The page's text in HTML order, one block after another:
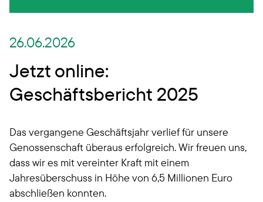
26.06.2026
Jetzt online:
Geschäftsbericht 2025
Das vergangene Geschäftsjahr verlief für unsere
Genossenschaft überaus erfolgreich. Wir freuen uns,
dass wir es mit vereinter Kraft mit einem
Jahresüberschuss in Höhe von 6,5 Millionen Euro
abschließen konnten.